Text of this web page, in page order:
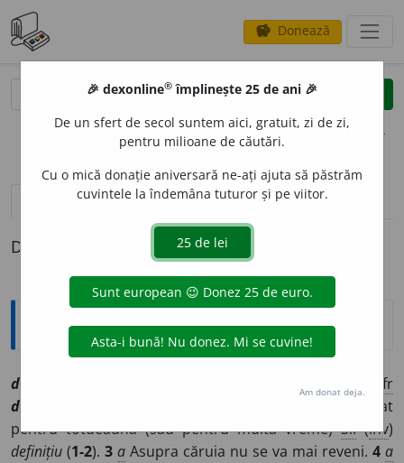
savings Donează
clear
opțiuni
definiții (1) pronunțievolume_up (50)
Definiția cu ID-ul 1056004:
Explicative DEX
definit
fr
définitif, ~ive
Care este fixat
pentru totdeauna (sau pentru multă vreme)Si:(înv)
definițiu (1-2). 3 a Asupra căruia nu se va mai reveni. 4 a
🎉 dexonline® împlinește 25 de ani 🎉
De un sfert de secol suntem aici, gratuit, zi de zi,
pentru milioane de căutări.
Cu o mică donație aniversară ne-ați ajuta să păstrăm
cuvintele la îndemâna tuturor și pe viitor.
Am donat deja.